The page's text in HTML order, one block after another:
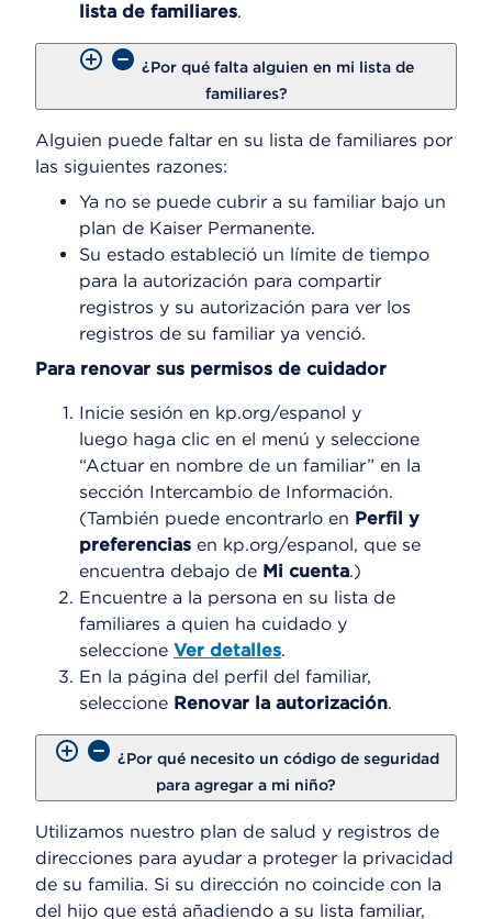
lista de familiares.
¿Por qué falta alguien en mi lista de
familiares?
Alguien puede faltar en su lista de familiares por
las siguientes razones:
Ya no se puede cubrir a su familiar bajo un
plan de Kaiser Permanente.
Su estado estableció un límite de tiempo
para la autorización para compartir
registros y su autorización para ver los
registros de su familiar ya venció.
Para renovar sus permisos de cuidador
Inicie sesión en kp.org/espanol y
luego haga clic en el menú y seleccione
“Actuar en nombre de un familiar” en la
sección Intercambio de Información.
(También puede encontrarlo en Perfil y
preferencias en kp.org/espanol, que se
encuentra debajo de Mi cuenta.)
Encuentre a la persona en su lista de
familiares a quien ha cuidado y
seleccione Ver detalles.
En la página del perfil del familiar,
seleccione Renovar la autorización.
¿Por qué necesito un código de seguridad
para agregar a mi niño?
Utilizamos nuestro plan de salud y registros de
direcciones para ayudar a proteger la privacidad
de su familia. Si su dirección no coincide con la
del hijo que está añadiendo a su lista familiar,